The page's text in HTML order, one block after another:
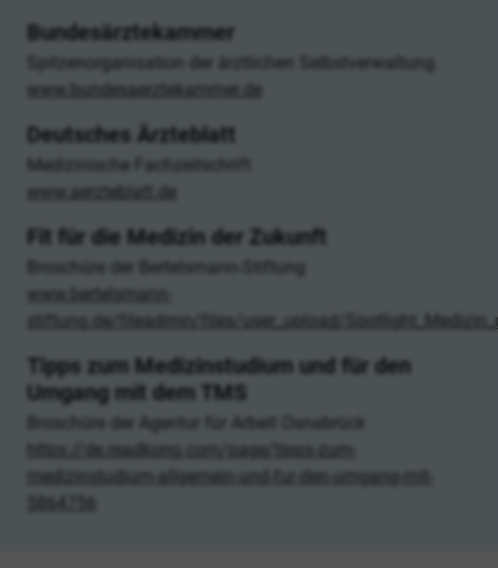
Bundesärztekammer
Spitzenorganisation der ärztlichen Selbstverwaltung.
www.bundesaerztekammer.de
Deutsches Ärzteblatt
Medizinische Fachzeitschrift
www.aerzteblatt.de
Fit für die Medizin der Zukunft
Broschüre der Bertelsmann-Stiftung
www.bertelsmann-
stiftung.de/fileadmin/files/user_upload/
Tipps zum Medizinstudium und für den
Umgang mit dem TMS
Broschüre der Agentur für Arbeit Osnabrück
https://de.readkong.com/page/tipps-zum-
medizinstudium-allgemein-und-fur-den-umgang-mit-